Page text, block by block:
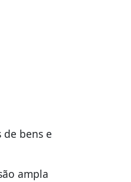
bens e
ampla